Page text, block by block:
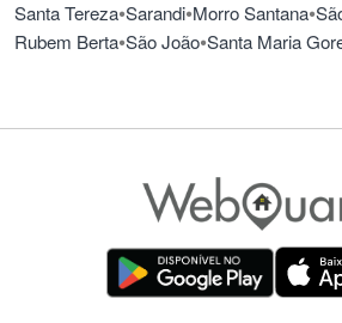
Santa Tereza•Sarandi•Morro Santana•
Rubem Berta•São João•Santa Maria